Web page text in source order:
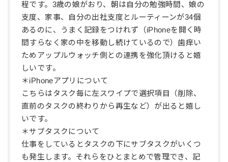
程です。3歳の娘がおり、朝は自分の勉強時間、娘の
支度、家事、自分の出社支度とルーティーンが34個
あるのに、うまく記録をつけれず（iPhoneを開く時
間すらなく家の中を移動し続けているので）歯痒い
ためアップルウォッチ側との連携を強化頂けると嬉
しいです。
＊iPhoneアプリについて
こちらはタスク毎に左スワイプで選択項目（削除、
直前のタスクの終わりから再生など）が出ると嬉し
いです。
＊サブタスクについて
仕事をしているとタスクの下にサブタスクがいくつ
も発生します。それらをひとまとめで管理でき、記